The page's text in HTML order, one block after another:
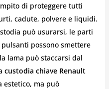
di proteggere tutti
cadute, polvere e liquidi.
può usurarsi, le parti
possono smettere
lama può staccarsi dal
custodia chiave Renault
ma può